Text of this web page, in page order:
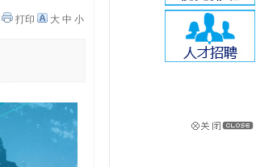
打印 大 中 小